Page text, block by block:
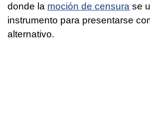
donde la moción de censura se
instrumento para presentarse
alternativo.